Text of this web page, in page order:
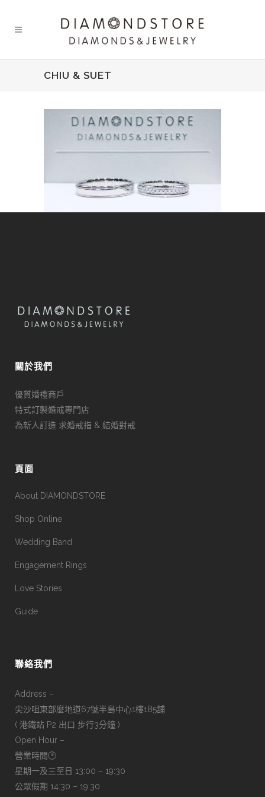
CHIU & SUET
關於我們
優質婚禮商戶
特式訂製婚戒專門店
為新人訂造 求婚戒指 & 結婚對戒
頁面
About DIAMONDSTORE
Shop Online
Wedding Band
Engagement Rings
Love Stories
Guide
聯絡我們
Address –
尖沙咀東部麼地道67號半島中心1樓185舖
( 港鐵站 P2 出口 步行3分鐘 )
Open Hour –
營業時間🕑
星期一及三至日 13:00 – 19:30
公眾假期 14:30 – 19:30